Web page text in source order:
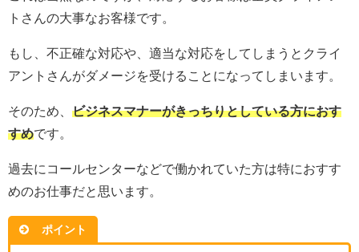
トさんの大事なお客様です。
もし、不正確な対応や、適当な対応をしてしまうとクライ
アントさんがダメージを受けることになってしまいます。
そのため、 ビジネスマナーがきっちりとしている方におす
すめです。
過去にコールセンターなどで働かれていた方は特におすす
めのお仕事だと思います。
ポイント